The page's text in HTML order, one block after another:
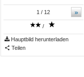
»
1 / 12
/
Hauptbild herunterladen
Teilen